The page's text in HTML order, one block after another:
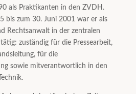
als Praktikanten in den ZVDH.
bis zum 30. Juni 2001 war er als
Rechtsanwalt in der zentralen
zuständig für die Pressearbeit,
für die
sowie mitverantwortlich in den